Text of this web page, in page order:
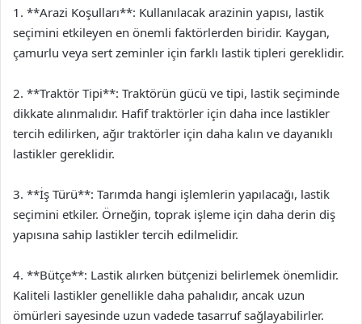
1. **Arazi Koşulları**: Kullanılacak arazinin yapısı, lastik
seçimini etkileyen en önemli faktörlerden biridir. Kaygan,
çamurlu veya sert zeminler için farklı lastik tipleri gereklidir.
2. **Traktör Tipi**: Traktörün gücü ve tipi, lastik seçiminde
dikkate alınmalıdır. Hafif traktörler için daha ince lastikler
tercih edilirken, ağır traktörler için daha kalın ve dayanıklı
lastikler gereklidir.
3. **İş Türü**: Tarımda hangi işlemlerin yapılacağı, lastik
seçimini etkiler. Örneğin, toprak işleme için daha derin diş
yapısına sahip lastikler tercih edilmelidir.
4. **Bütçe**: Lastik alırken bütçenizi belirlemek önemlidir.
Kaliteli lastikler genellikle daha pahalıdır, ancak uzun
ömürleri sayesinde uzun vadede tasarruf sağlayabilirler.